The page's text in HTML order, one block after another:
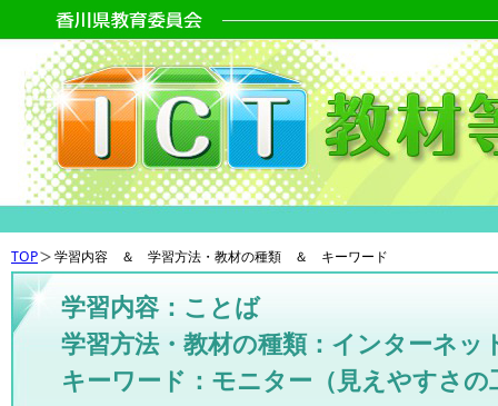
TOP 学習内容 ＆ 学習方法・教材の種類 ＆ キーワード
学習内容：ことば
学習方法・教材の種類：インターネッ
キーワード：モニター（見えやすさの